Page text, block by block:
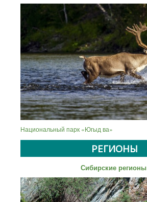
Национальный парк «Югыд ва»
РЕГИОНЫ
Сибирские регионы